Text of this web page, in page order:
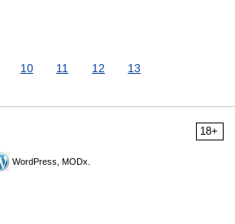
10 11 12 13
18+
WordPress, MODx.